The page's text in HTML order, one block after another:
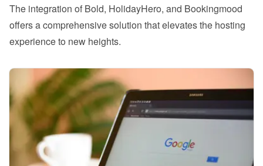
The integration of Bold, HolidayHero, and Bookingmood
offers a comprehensive solution that elevates the hosting
experience to new heights.